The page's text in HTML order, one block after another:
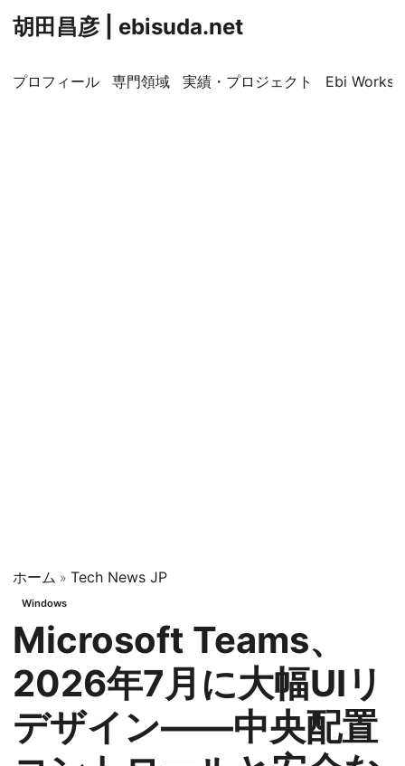
胡田昌彦 | ebisuda.net
プロフィール 専門領域 実績・プロジェクト Ebi
ホーム » Tech News JP
Windows
Microsoft Teams、
2026年7月に大幅UIリ
デザイン——中央配置